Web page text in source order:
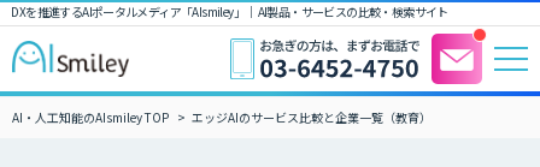
DXを推進するAIポータルメディア「AIsmiley」｜ AI製品・サービスの比較・検索サイト
AI・人工知能のAIsmiley TOP エッジAIのサービス比較と企業一覧（教育）